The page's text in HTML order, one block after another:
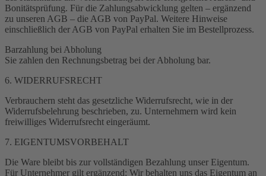
Bonitätsprüfung. Für die Zahlungsabwicklung gelten – ergänzend
zu unseren AGB – die AGB von PayPal. Weitere Hinweise
einschließlich der AGB von PayPal erhalten Sie im Bestellprozess.
Barzahlung bei Abholung
Sie zahlen den Rechnungsbetrag bei der Abholung bar.
6. WIDERRUFSRECHT
Verbrauchern steht das gesetzliche Widerrufsrecht, wie in der
Widerrufsbelehrung beschrieben, zu. Unternehmern wird kein
freiwilliges Widerrufsrecht eingeräumt.
7. EIGENTUMSVORBEHALT
Die Ware bleibt bis zur vollständigen Bezahlung unser Eigentum.
Für Unternehmer gilt ergänzend: Wir behalten uns das Eigentum an